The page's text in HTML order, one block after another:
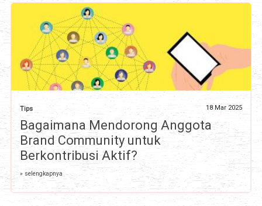
Tips 18 Mar 2025
Bagaimana Mendorong Anggota
Brand Community untuk
Berkontribusi Aktif?
» selengkapnya